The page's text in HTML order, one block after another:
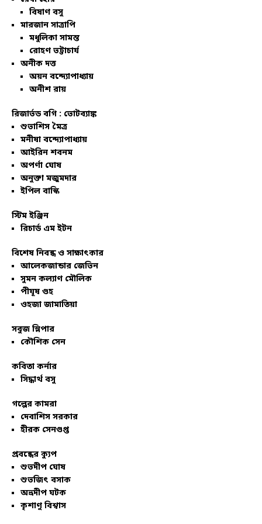
বিষাণ বসু
মারজান সাত্রাপি
মধুলিকা সামন্ত
রোহণ ভট্টাচার্য
অনীক দত্ত
অয়ন বন্দ্যোপাধ্যায়
অনীশ রায়
রিজার্ভড বগি : ভোটব্যাঙ্ক
শুভাশিস মৈত্র
মনীষা বন্দ্যোপাধ্যায়
আইরিন শবনম
অপর্ণা ঘোষ
অনুক্তা মজুমদার
ইপিল বাস্কি
স্টিম ইঞ্জিন
রিচার্ড এম ইটন
বিশেষ নিবন্ধ ও সাক্ষাৎকার
আলেকজান্ডার জেভিন
সুমন কল্যাণ মৌলিক
পীযূষ গুহ
ওহজা জামাতিয়া
সবুজ স্লিপার
কৌশিক সেন
কবিতা কর্নার
সিদ্ধার্থ বসু
গল্পের কামরা
দেবাশিস সরকার
হীরক সেনগুপ্ত
প্রবন্ধের ক্যুপ
শুভদীপ ঘোষ
শুভজিৎ বসাক
অভ্রদীপ ঘটক
কৃশাণু বিশ্বাস